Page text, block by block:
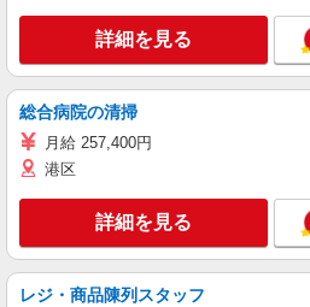
詳細を見る
総合病院の清掃
月給 257,400円
港区
詳細を見る
レジ・商品陳列スタッフ